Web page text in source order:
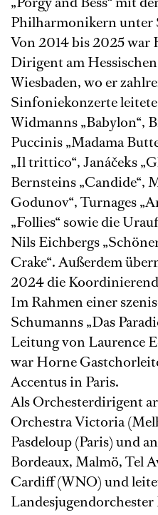
Philharmonikern unter
Von 2014 bis 2025
Dirigent am
Wiesbaden, wo er
Sinfoniekonzerte
Widmanns „Babylon“,
Puccinis „Madama
„Il trittico“, Janáčeks
Bernsteins „Candide“,
Godunov“, Turnages
„Follies“ sowie die
Nils Eichbergs
Crake“. Außerdem
2024 die
Im Rahmen einer
Schumanns „Das
Leitung von Laurence
war Horne
Accentus in Paris.
Als Orchesterdirigent
Orchestra Victoria
Pasdeloup (Paris) und
Bordeaux, Malmö, Tel
Cardiff (WNO) und